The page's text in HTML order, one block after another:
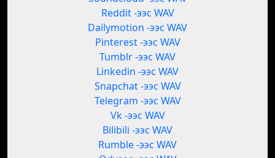
Reddit -ээс WAV
Dailymotion -ээс WAV
Pinterest -ээс WAV
Tumblr -ээс WAV
Linkedin -ээс WAV
Snapchat -ээс WAV
Telegram -ээс WAV
Vk -ээс WAV
Bilibili -ээс WAV
Rumble -ээс WAV